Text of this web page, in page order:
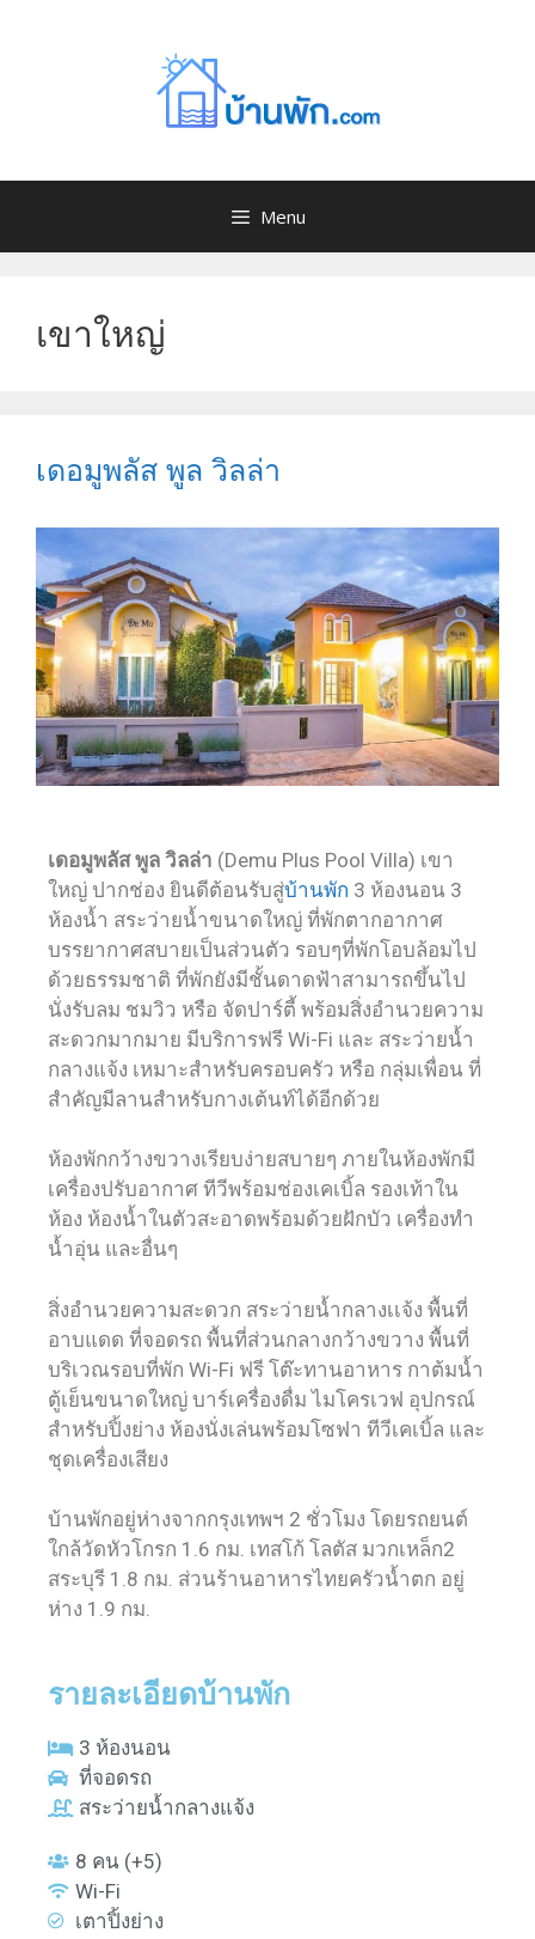
Menu
เขาใหญ่
เดอมูพลัส พูล วิลล่า
เดอมูพลัส พูล วิลล่า (Demu Plus Pool Villa) เขา
ใหญ่ ปากช่อง ยินดีต้อนรับสู่บ้านพัก 3 ห้องนอน 3
ห้องน้ำ สระว่ายน้ำขนาดใหญ่ ที่พักตากอากาศ
บรรยากาศสบายเป็นส่วนตัว รอบๆที่พักโอบล้อมไป
ด้วยธรรมชาติ ที่พักยังมีชั้นดาดฟ้าสามารถขึ้นไป
นั่งรับลม ชมวิว หรือ จัดปาร์ตี้ พร้อมสิ่งอำนวยความ
สะดวกมากมาย มีบริการฟรี Wi-Fi และ สระว่ายน้ำ
กลางแจ้ง เหมาะสำหรับครอบครัว หรือ กลุ่มเพื่อน ที่
สำคัญมีลานสำหรับกางเต้นท์ได้อีกด้วย
ห้องพักกว้างขวางเรียบง่ายสบายๆ ภายในห้องพักมี
เครื่องปรับอากาศ ทีวีพร้อมช่องเคเบิ้ล รองเท้าใน
ห้อง ห้องน้ำในตัวสะอาดพร้อมด้วยฝักบัว เครื่องทำ
น้ำอุ่น และอื่นๆ
สิ่งอำนวยความสะดวก สระว่ายน้ำกลางเเจ้ง พื้นที่
อาบแดด ที่จอดรถ พื้นที่ส่วนกลางกว้างขวาง พื้นที่
บริเวณรอบที่พัก Wi-Fi ฟรี โต๊ะทานอาหาร กาต้มน้ำ
ตู้เย็นขนาดใหญ่ บาร์เครื่องดื่ม ไมโครเวฟ อุปกรณ์
สำหรับปิ้งย่าง ห้องนั่งเล่นพร้อมโซฟา ทีวีเคเบิ้ล และ
ชุดเครื่องเสียง
บ้านพักอยู่ห่างจากกรุงเทพฯ 2 ชั่วโมง โดยรถยนต์
ใกล้วัดหัวโกรก 1.6 กม. เทสโก้ โลตัส มวกเหล็ก2
สระบุรี 1.8 กม. ส่วนร้านอาหารไทยครัวน้ำตก อยู่
ห่าง 1.9 กม.
รายละเอียดบ้านพัก
3 ห้องนอน
ที่จอดรถ
สระว่ายน้ำกลางแจ้ง
8 คน (+5)
Wi-Fi
เตาปิ้งย่าง